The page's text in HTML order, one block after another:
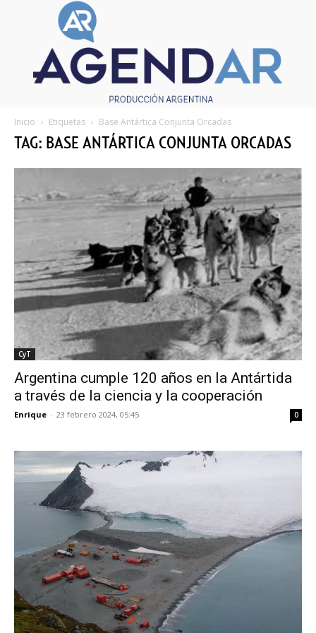
Inicio Etiquetas Base Antártica Conjunta Orcadas
TAG: BASE ANTÁRTICA CONJUNTA ORCADAS
CyT
Argentina cumple 120 años en la Antártida
a través de la ciencia y la cooperación
Enrique - 23 febrero 2024, 05:45 0